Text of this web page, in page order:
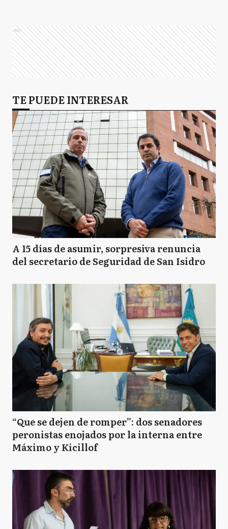
Ads
TE PUEDE INTERESAR
A 15 días de asumir, sorpresiva renuncia
del secretario de Seguridad de San Isidro
“Que se dejen de romper”: dos senadores
peronistas enojados por la interna entre
Máximo y Kicillof